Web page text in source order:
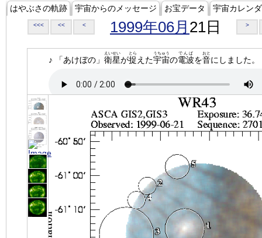
はやぶさの軌跡 宇宙からのメッセージ お宝データ 宇宙カレン
<<< << < 1999年06月 21日 >
♪ 「あけぼの」 衛星
えいせい
が捉
とら
えた宇宙
うちゅう
の電波
でんぱ
を音
おと
にしました。